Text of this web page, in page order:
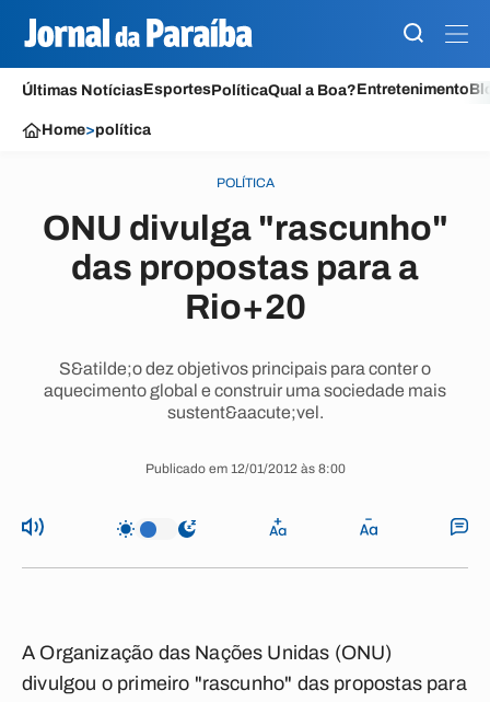
Últimas NotíciasEsportesPolíticaQual a Boa?Entretenimento
Home>política
POLÍTICA
ONU divulga "rascunho"
das propostas para a
Rio+20
S&atilde;o dez objetivos principais para conter o
aquecimento global e construir uma sociedade mais
sustent&aacute;vel.
Publicado em 12/01/2012 às 8:00
A Organização das Nações Unidas (ONU)
divulgou o primeiro "rascunho" das propostas para